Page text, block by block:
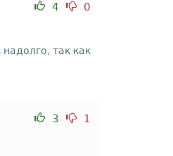
4 0
так как
3 1